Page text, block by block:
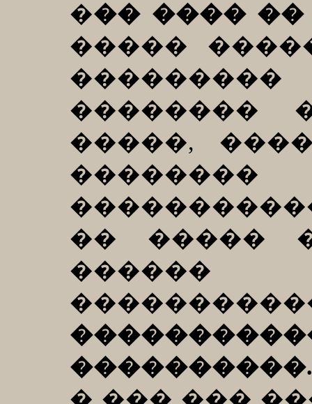
��� ����
�����
��������
�����,
�� �����
������
����������.
� ��� ���